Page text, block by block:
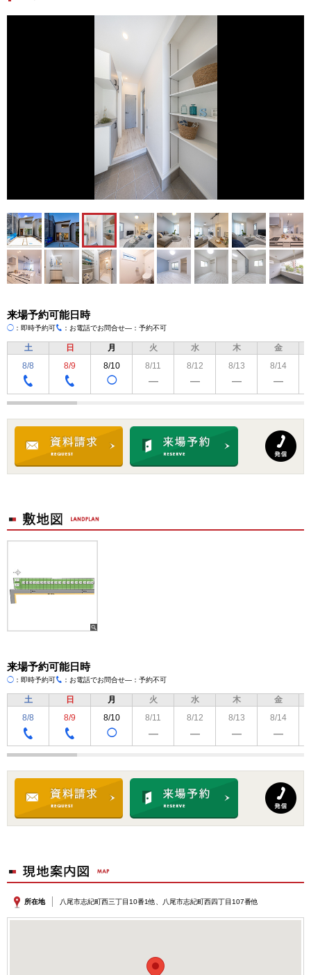
来場予約可能日時
◯ ：即時予約可 TEL
：お電話でお問合せ―：予約不可
土
8/8
TEL
日
8/9
TEL
月
8/10
◯
火
8/11
―
水
8/12
―
木
8/13
―
金
8/14
―
来場予約可能日時
◯ ：即時予約可 TEL
：お電話でお問合せ―：予約不可
土
8/8
TEL
日
8/9
TEL
月
8/10
◯
火
8/11
―
水
8/12
―
木
8/13
―
金
8/14
―
所在地 八尾市志紀町西三丁目10番1他、八尾市志紀町西四丁目107番他